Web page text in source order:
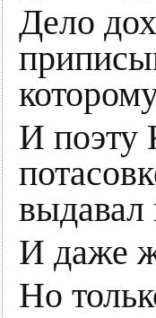
Дело
И поэту
И даже
Но